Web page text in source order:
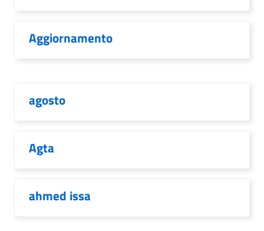
Aggiornamento
agosto
Agta
ahmed issa